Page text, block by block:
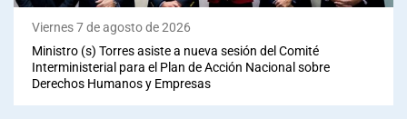
Viernes 7 de agosto de 2026
Ministro (s) Torres asiste a nueva sesión del Comité
Interministerial para el Plan de Acción Nacional sobre
Derechos Humanos y Empresas